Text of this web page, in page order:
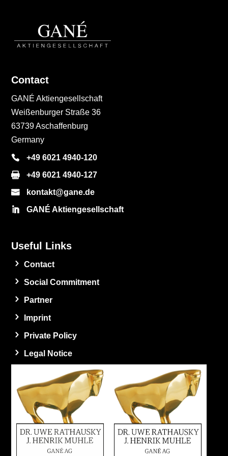
Contact
GANÉ Aktiengesellschaft
Weißenburger Straße 36
63739 Aschaffenburg
Germany
+49 6021 4940-120
+49 6021 4940-127
kontakt@gane.de
GANÉ Aktiengesellschaft
Useful Links
Contact
Social Commitment
Partner
Imprint
Private Policy
Legal Notice